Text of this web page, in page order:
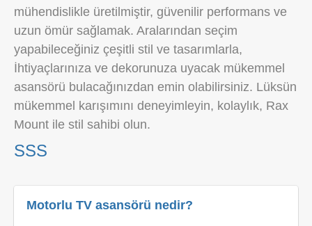
mühendislikle üretilmiştir, güvenilir performans ve
uzun ömür sağlamak. Aralarından seçim
yapabileceğiniz çeşitli stil ve tasarımlarla,
İhtiyaçlarınıza ve dekorunuza uyacak mükemmel
asansörü bulacağınızdan emin olabilirsiniz. Lüksün
mükemmel karışımını deneyimleyin, kolaylık, Rax
Mount ile stil sahibi olun.
SSS
Motorlu TV asansörü nedir?